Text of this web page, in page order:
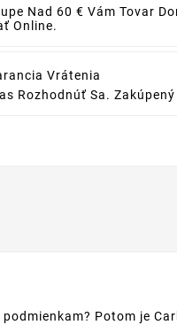
Nad 60 € Vám Tovar
Online.
Vrátenia
Rozhodnúť Sa.
Potom je